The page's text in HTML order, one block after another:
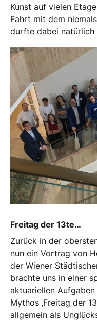
Kunst auf vielen
Fahrt mit dem
durfte dabei natürlich
Freitag der 13te…
Zurück in der
nun ein Vortrag von
der Wiener
brachte uns in einer
aktuariellen
Mythos ‚Freitag der
allgemein als